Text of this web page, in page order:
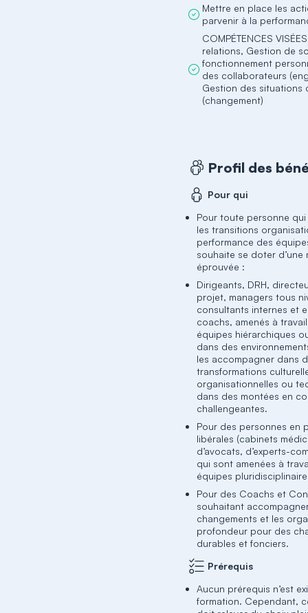
Mettre en place les
parvenir à la
COMPÉTENCES
relations, Gestion de
fonctionnement
des collaborateurs
Gestion des situations
(changement)
Profil des
Pour qui
Pour toute personne
les transitions
performance des
souhaite se doter d’une
éprouvée :
Dirigeants, DRH,
projet, managers tous
consultants internes et
coachs, amenés à
équipes hiérarchiques
dans des
les accompagner dans
transformations
organisationnelles ou
dans des montées en
challengeantes.
Pour des personnes en
libérales (cabinets
d’avocats, d’experts-
qui sont amenées à
équipes
Pour des Coachs et
souhaitant
changements et les
profondeur pour des
durables et fonciers.
Prérequis
Aucun prérequis n’est
formation. Cependant,